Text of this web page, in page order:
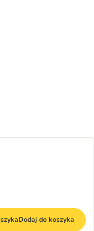
Dodaj do koszyka